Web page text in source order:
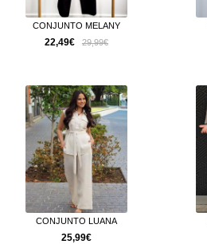
CONJUNTO MELANY
22,49€ 29,99€
CONJUNTO LUANA
25,99€